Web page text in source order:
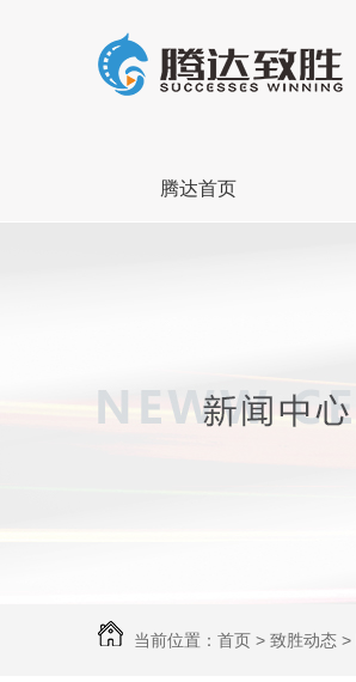
腾达首页
当前位置： 首页 > 致胜动态 >